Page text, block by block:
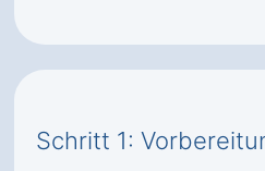
Schritt 1: